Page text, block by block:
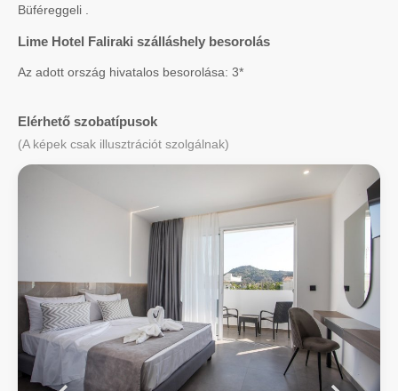
Büféreggeli .
Lime Hotel Faliraki szálláshely besorolás
Az adott ország hivatalos besorolása: 3*
Elérhető szobatípusok
(A képek csak illusztrációt szolgálnak)